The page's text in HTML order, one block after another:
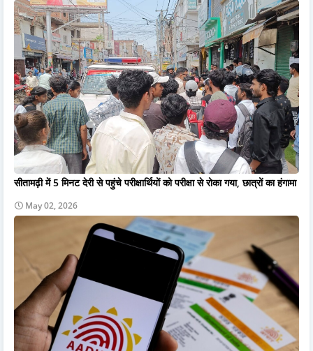
सीतामढ़ी में 5 मिनट देरी से पहुंचे परीक्षार्थियों को परीक्षा से रोका गया, छात्रों का हंगामा
May 02, 2026